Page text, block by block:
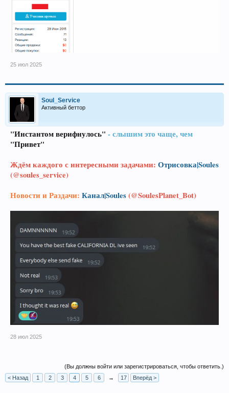
25 июл 2025
Soul_Service
Активный беттор
"Инстантом верифнулось" - слышим это чаще, чем
"Привет"
Ждём каждого с интересными задачами: Отрисовка|Soules
(@soules_service)
Новости и Раздачи: Канал|Soules(@SoulesPlanet_Bot)
28 июл 2025
(Вы должны войти или зарегистрироваться, чтобы ответить.)
< Назад
1 2 3 4 5 6 → 17 Вперёд >